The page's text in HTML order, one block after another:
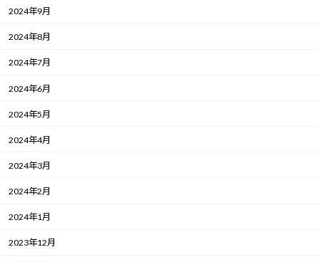
2024年9月
2024年8月
2024年7月
2024年6月
2024年5月
2024年4月
2024年3月
2024年2月
2024年1月
2023年12月